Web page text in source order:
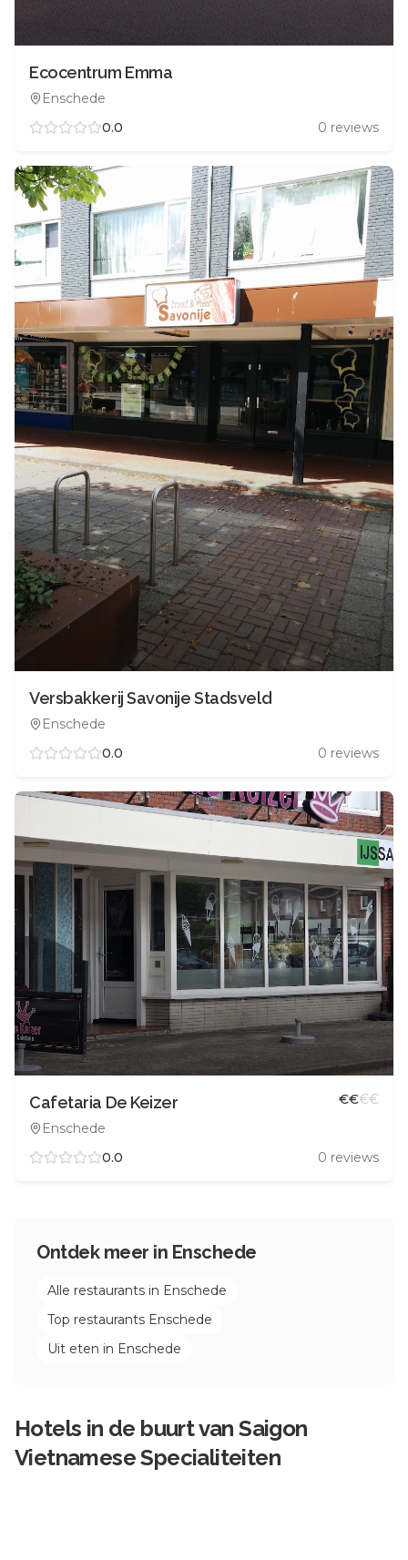
Ecocentrum Emma
Enschede
0.0
0 reviews
Versbakkerij Savonije Stadsveld
Enschede
0.0
0 reviews
Cafetaria De Keizer
Enschede
€€€€
0.0 0 reviews
Ontdek meer in Enschede
Alle restaurants in Enschede
Top restaurants Enschede
Uit eten in Enschede
Hotels in de buurt vanSaigon
Vietnamese Specialiteiten